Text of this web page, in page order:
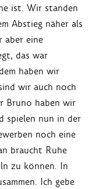
ist. Wir standen
Abstieg näher als
aber eine
das war
haben wir
wir auch noch
Bruno haben wir
spielen nun in der
noch eine
braucht Ruhe
zu können. In
Ich gebe